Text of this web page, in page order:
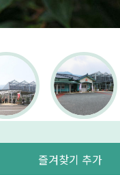
즐겨찾기 추가